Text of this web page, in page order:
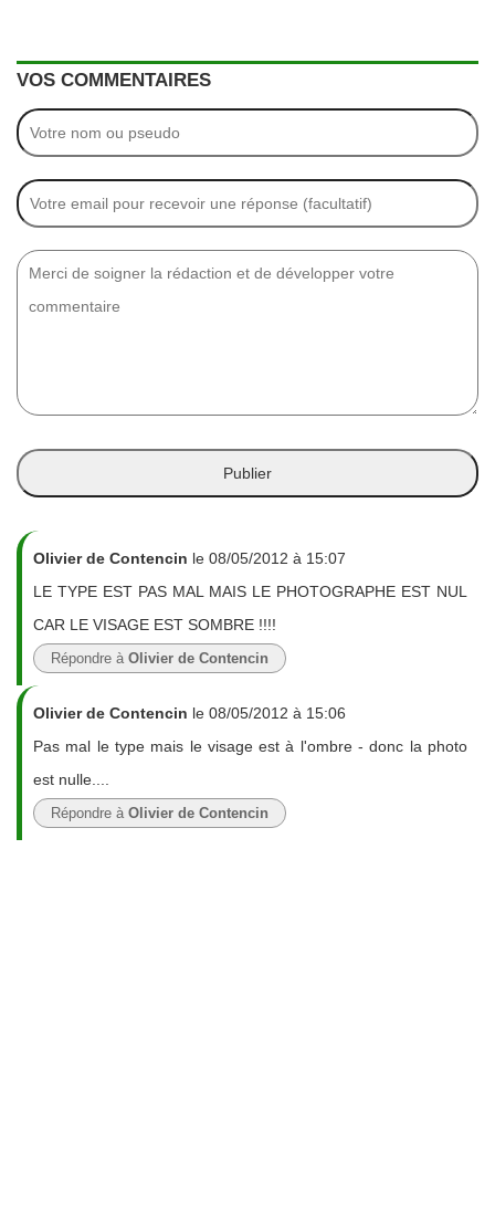
VOS COMMENTAIRES
Olivier de Contencin le 08/05/2012 à 15:07
LE TYPE EST PAS MAL MAIS LE PHOTOGRAPHE EST NUL
CAR LE VISAGE EST SOMBRE !!!!
Répondre à Olivier de Contencin
Olivier de Contencin le 08/05/2012 à 15:06
Pas mal le type mais le visage est à l'ombre - donc la photo
est nulle....
Répondre à Olivier de Contencin